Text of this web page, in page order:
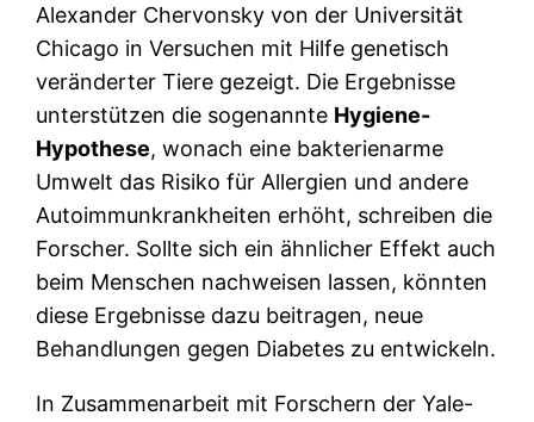
Alexander Chervonsky von der Universität
Chicago in Versuchen mit Hilfe genetisch
veränderter Tiere gezeigt. Die Ergebnisse
unterstützen die sogenannte Hygiene-
Hypothese, wonach eine bakterienarme
Umwelt das Risiko für Allergien und andere
Autoimmunkrankheiten erhöht, schreiben die
Forscher. Sollte sich ein ähnlicher Effekt auch
beim Menschen nachweisen lassen, könnten
diese Ergebnisse dazu beitragen, neue
Behandlungen gegen Diabetes zu entwickeln.
In Zusammenarbeit mit Forschern der Yale-